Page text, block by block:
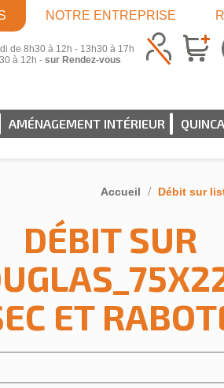
NOTRE ENTREPRISE
de 8h30 à 12h - 13h30 à 17h
à 12h - sur Rendez-vous
AMÉNAGEMENT INTÉRIEUR
Accueil Débit sur
DÉBIT SUR
ET